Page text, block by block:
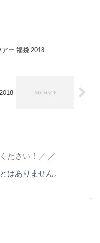
アー 福袋 2018
ださい！／
はありません。